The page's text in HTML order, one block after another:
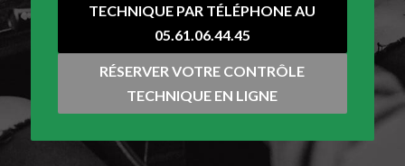
TECHNIQUE PAR TÉLÉPHONE AU
05.61.06.44.45
RÉSERVER VOTRE CONTRÔLE
TECHNIQUE EN LIGNE